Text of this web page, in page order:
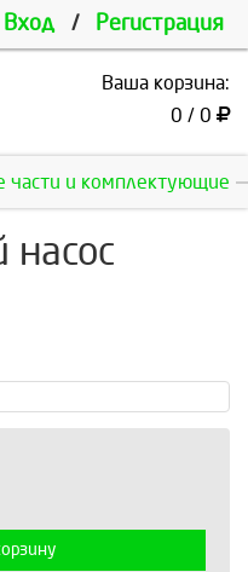
Вход / Регистрация
Ваша корзина:
0 / 0
части и комплектующие
насос